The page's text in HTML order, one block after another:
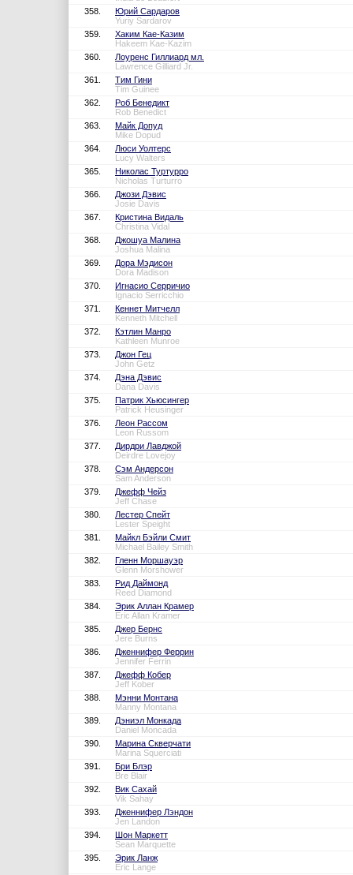
358.
Юрий Сардаров
Yuriy Sardarov
359.
Хаким Кае-Казим
Hakeem Kae-Kazim
360.
Лоуренс Гиллиард мл.
Lawrence Gilliard Jr.
361.
Тим Гини
Tim Guinee
362.
Роб Бенедикт
Rob Benedict
363.
Майк Допуд
Mike Dopud
364.
Люси Уолтерс
Lucy Walters
365.
Николас Туртурро
Nicholas Turturro
366.
Джози Дэвис
Josie Davis
367.
Кристина Видаль
Christina Vidal
368.
Джошуа Малина
Joshua Malina
369.
Дора Мэдисон
Dora Madison
370.
Игнасио Серричио
Ignacio Serricchio
371.
Кеннет Митчелл
Kenneth Mitchell
372.
Кэтлин Манро
Kathleen Munroe
373.
Джон Гец
John Getz
374.
Дэна Дэвис
Dana Davis
375.
Патрик Хьюсингер
Patrick Heusinger
376.
Леон Рассом
Leon Russom
377.
Дирдри Лавджой
Deirdre Lovejoy
378.
Сэм Андерсон
Sam Anderson
379.
Джефф Чейз
Jeff Chase
380.
Лестер Спейт
Lester Speight
381.
Майкл Бэйли Смит
Michael Bailey Smith
382.
Гленн Моршауэр
Glenn Morshower
383.
Рид Даймонд
Reed Diamond
384.
Эрик Аллан Крамер
Eric Allan Kramer
385.
Джер Бернс
Jere Burns
386.
Дженнифер Феррин
Jennifer Ferrin
387.
Джефф Кобер
Jeff Kober
388.
Мэнни Монтана
Manny Montana
389.
Дэниэл Монкада
Daniel Moncada
390.
Марина Скверчати
Marina Squerciati
391.
Бри Блэр
Bre Blair
392.
Вик Сахай
Vik Sahay
393.
Дженнифер Лэндон
Jen Landon
394.
Шон Маркетт
Sean Marquette
395.
Эрик Ланж
Eric Lange